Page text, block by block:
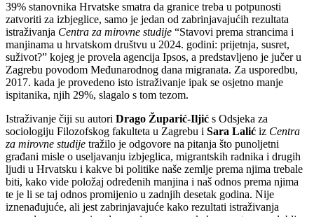
39% stanovnika Hrvatske smatra da granice treba u potpunosti
zatvoriti za izbjeglice, samo je jedan od zabrinjavajućih rezultata
istraživanja Centra za mirovne studije “Stavovi prema strancima i
manjinama u hrvatskom društvu u 2024. godini: prijetnja, susret,
suživot?” kojeg je provela agencija Ipsos, a predstavljeno je jučer u
Zagrebu povodom Međunarodnog dana migranata. Za usporedbu,
2017. kada je provedeno isto istraživanje ipak se osjetno manje
ispitanika, njih 29%, slagalo s tom tezom.
Istraživanje čiji su autori Drago Župarić-Iljić s Odsjeka za
sociologiju Filozofskog fakulteta u Zagrebu i Sara Lalić iz Centra
za mirovne studije tražilo je odgovore na pitanja što punoljetni
građani misle o useljavanju izbjeglica, migrantskih radnika i drugih
ljudi u Hrvatsku i kakve bi politike naše zemlje prema njima trebale
biti, kako vide položaj određenih manjina i naš odnos prema njima
te je li se taj odnos promijenio u zadnjih desetak godina. Nije
iznenađujuće, ali jest zabrinjavajuće kako rezultati istraživanja